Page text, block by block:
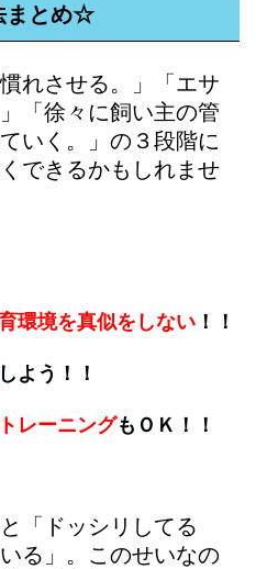
まとめ☆
れさせる。」「エサ
「徐々に飼い主の管
いく。」の３段階に
できるかもしれませ
環境を真似をしない ！！
しよう！！
レーニングもＯＫ！！
「ドッシリしてる
る」。このせいなの